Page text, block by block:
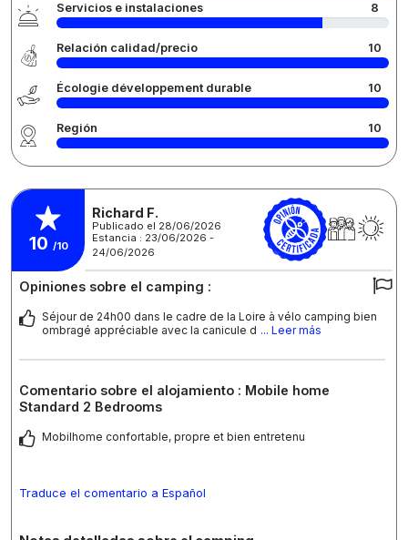
Servicios e instalaciones 8
Relación calidad/precio 10
Écologie développement durable 10
Región 10
10 /10
Richard F.
Publicado el 28/06/2026
Estancia : 23/06/2026 -
24/06/2026
Opiniones sobre el camping :
Séjour de 24h00 dans le cadre de la Loire à vélo camping bien
ombragé appréciable avec la canicule d ... Leer más
Comentario sobre el alojamiento : Mobile home
Standard 2 Bedrooms
Mobilhome confortable, propre et bien entretenu
Traduce el comentario a Español